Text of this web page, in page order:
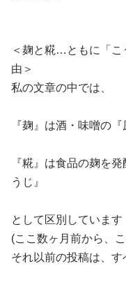
＜麹と糀…ともに「こ
由＞
私の文章の中では、
『麹』は酒・味噌の
『糀』は食品の麹を
うじ』
として区別しています
(ここ数ヶ月前から、
それ以前の投稿は、す